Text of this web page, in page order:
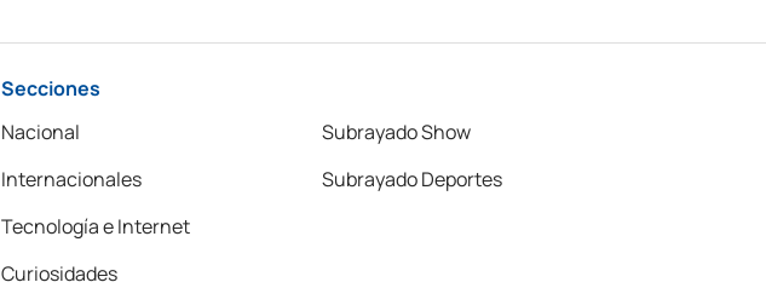
Secciones
Nacional
Internacionales
Tecnología e Internet
Curiosidades
Subrayado Show
Subrayado Deportes